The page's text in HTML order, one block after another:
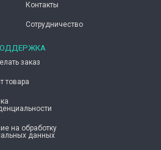
Контакты
Сотрудничество
заказ
товара
​на обработку
данных